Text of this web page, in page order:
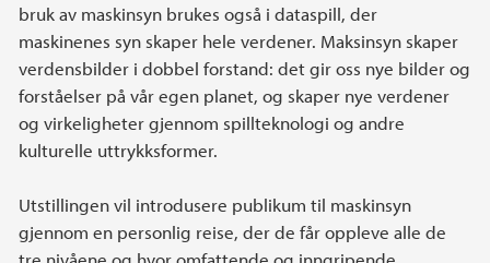
bruk av maskinsyn brukes også i dataspill, der
maskinenes syn skaper hele verdener. Maksinsyn skaper
verdensbilder i dobbel forstand: det gir oss nye bilder og
forståelser på vår egen planet, og skaper nye verdener
og virkeligheter gjennom spillteknologi og andre
kulturelle uttrykksformer.
Utstillingen vil introdusere publikum til maskinsyn
gjennom en personlig reise, der de får oppleve alle de